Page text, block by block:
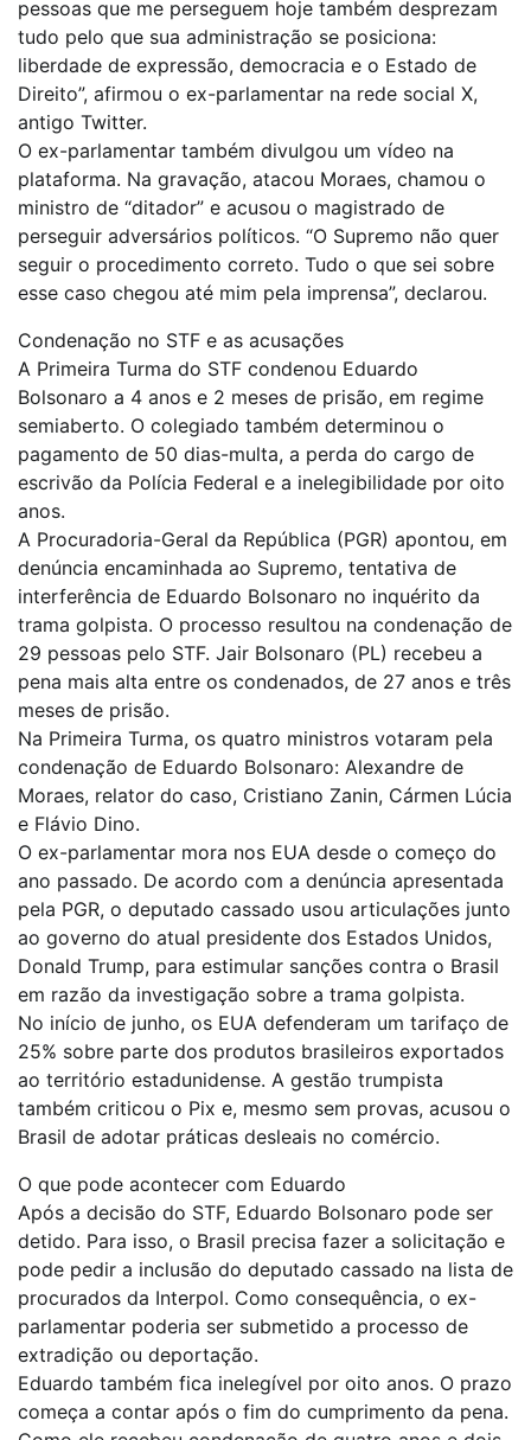
pessoas que me perseguem hoje também desprezam
tudo pelo que sua administração se posiciona:
liberdade de expressão, democracia e o Estado de
Direito”, afirmou o ex-parlamentar na rede social X,
antigo Twitter.
O ex-parlamentar também divulgou um vídeo na
plataforma. Na gravação, atacou Moraes, chamou o
ministro de “ditador” e acusou o magistrado de
perseguir adversários políticos. “O Supremo não quer
seguir o procedimento correto. Tudo o que sei sobre
esse caso chegou até mim pela imprensa”, declarou.
Condenação no STF e as acusações
A Primeira Turma do STF condenou Eduardo
Bolsonaro a 4 anos e 2 meses de prisão, em regime
semiaberto. O colegiado também determinou o
pagamento de 50 dias-multa, a perda do cargo de
escrivão da Polícia Federal e a inelegibilidade por oito
anos.
A Procuradoria-Geral da República (PGR) apontou, em
denúncia encaminhada ao Supremo, tentativa de
interferência de Eduardo Bolsonaro no inquérito da
trama golpista. O processo resultou na condenação de
29 pessoas pelo STF. Jair Bolsonaro (PL) recebeu a
pena mais alta entre os condenados, de 27 anos e três
meses de prisão.
Na Primeira Turma, os quatro ministros votaram pela
condenação de Eduardo Bolsonaro: Alexandre de
Moraes, relator do caso, Cristiano Zanin, Cármen Lúcia
e Flávio Dino.
O ex-parlamentar mora nos EUA desde o começo do
ano passado. De acordo com a denúncia apresentada
pela PGR, o deputado cassado usou articulações junto
ao governo do atual presidente dos Estados Unidos,
Donald Trump, para estimular sanções contra o Brasil
em razão da investigação sobre a trama golpista.
No início de junho, os EUA defenderam um tarifaço de
25% sobre parte dos produtos brasileiros exportados
ao território estadunidense. A gestão trumpista
também criticou o Pix e, mesmo sem provas, acusou o
Brasil de adotar práticas desleais no comércio.
O que pode acontecer com Eduardo
Após a decisão do STF, Eduardo Bolsonaro pode ser
detido. Para isso, o Brasil precisa fazer a solicitação e
pode pedir a inclusão do deputado cassado na lista de
procurados da Interpol. Como consequência, o ex-
parlamentar poderia ser submetido a processo de
extradição ou deportação.
Eduardo também fica inelegível por oito anos. O prazo
começa a contar após o fim do cumprimento da pena.